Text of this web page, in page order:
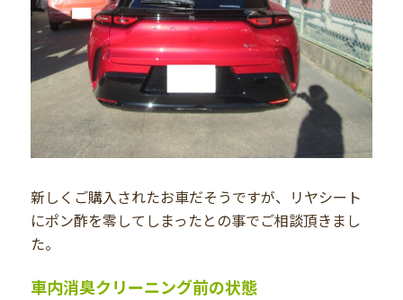
新しくご購入されたお車だそうですが、リヤシート
にポン酢を零してしまったとの事でご相談頂きまし
た。
車内消臭クリーニング前の状態